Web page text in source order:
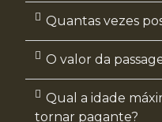
Quantas vezes
O valor da
Qual a idade
tornar pagante?